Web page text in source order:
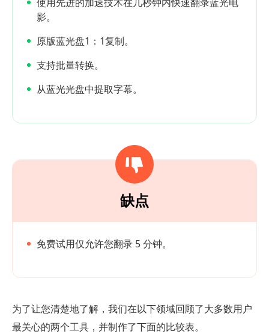
影。
原版蓝光盘1：1复制。
支持批量转换。
从蓝光光盘中提取字幕。
缺点
免费试用仅允许您翻录 5 分钟。
为了让您清楚地了解，我们在以下领域回顾了大多数用户
最关心的两个工具，并制作了下面的比较表。